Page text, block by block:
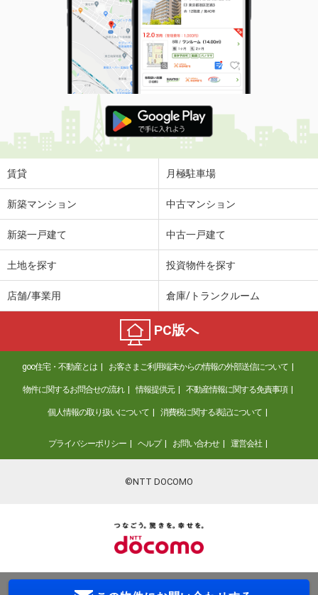
賃貸 月極駐車場
新築マンション 中古マンション
新築一戸建て 中古一戸建て
土地を探す 投資物件を探す
店舗/事業用 倉庫/トランクルーム
PC版へ
goo住宅・不動産とは お客さまご利用端末からの情報の外部送信について
物件に関するお問合せの流れ 情報提供元 不動産情報に関する免責事項
個人情報の取り扱いについて 消費税に関する表記について
プライバシーポリシー ヘルプ お問い合わせ 運営会社
©NTT DOCOMO